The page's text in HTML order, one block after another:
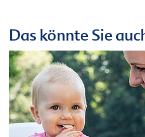
Das könnte Sie